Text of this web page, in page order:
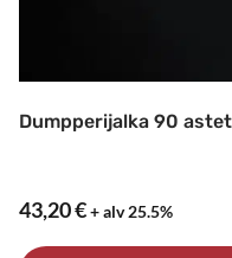
Dumpperijalka 90
43,20€+ alv 25.5%